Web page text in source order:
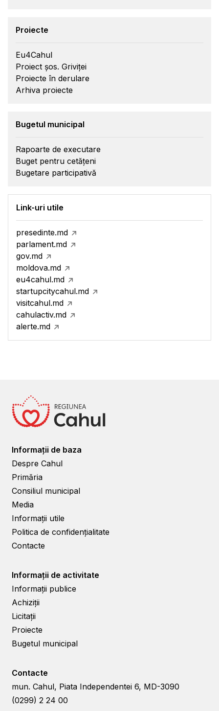
Proiecte
Eu4Cahul
Proiect șos. Griviței
Proiecte în derulare
Arhiva proiecte
Bugetul municipal
Rapoarte de executare
Buget pentru cetățeni
Bugetare participativă
Link-uri utile
presedinte.md
parlament.md
gov.md
moldova.md
eu4cahul.md
startupcitycahul.md
visitcahul.md
cahulactiv.md
alerte.md
Informații de baza
Despre Cahul
Primăria
Consiliul municipal
Media
Informații utile
Politica de confidențialitate
Contacte
Informații de activitate
Informații publice
Achiziții
Licitații
Proiecte
Bugetul municipal
Contacte
mun. Cahul, Piata Independentei 6, MD-3090
(0299) 2 24 00